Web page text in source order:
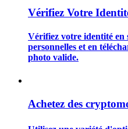
Vérifiez Votre
Vérifiez votre identité en
personnelles et en
photo valide.
Achetez des